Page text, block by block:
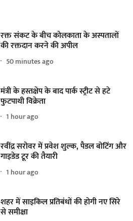
रक्त संकट के बीच कोलकाता के अस्पतालों
की रक्तदान करने की अपील
50 minutes ago
मंत्री के हस्तक्षेप के बाद पार्क स्ट्रीट से हटे
फुटपाथी विक्रेता
1 hour ago
रवींद्र सरोवर में प्रवेश शुल्क, पैडल बोटिंग और
गाइडेड टूर की तैयारी
1 hour ago
शहर में साइकिल प्रतिबंधों की होगी नए सिरे
से समीक्षा